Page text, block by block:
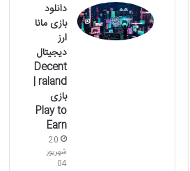
دانلود
بازی مانا
ارز
دیجیتال
Decent
raland |
بازی
Play to
Earn
20
شهریور
04